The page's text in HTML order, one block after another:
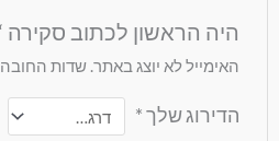
היה הראשון לכתוב סקירה
האימייל לא יוצג באתר. שדות
הדירוג שלך*